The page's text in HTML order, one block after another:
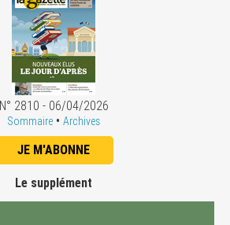
N° 2810 - 06/04/2026
Sommaire • Archives
JE M'ABONNE
Le supplément